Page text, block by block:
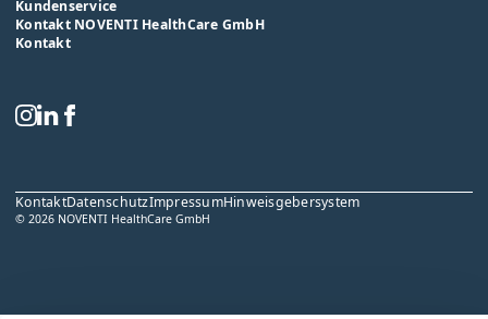
Kundenservice
Kontakt NOVENTI HealthCare GmbH
Kontakt
KontaktDatenschutzImpressumHinweisgebersystem
© 2026 NOVENTI HealthCare GmbH